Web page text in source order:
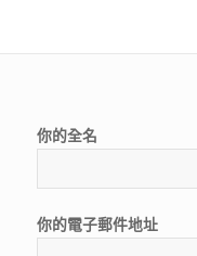
你的全名
你的電子郵件地址